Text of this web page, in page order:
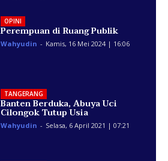
OPINI
Perempuan di Ruang Publik
Wahyudin - Kamis, 16 Mei 2024 | 16:06
TANGERANG
Banten Berduka, Abuya Uci
Cilongok Tutup Usia
Wahyudin - Selasa, 6 April 2021 | 07:21